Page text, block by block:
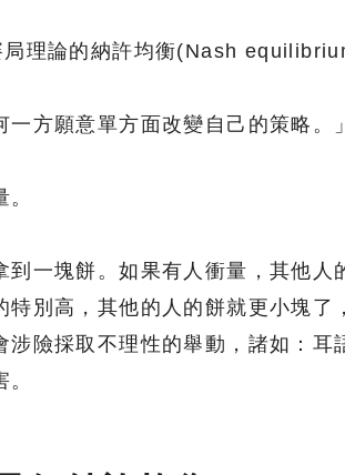
理論的納許均衡(Nash
方願意單方面改變自己的策略。」
到一塊餅。如果有人衝量，其他人
特別高，其他的人的餅就更小塊了
涉險採取不理性的舉動，諸如：耳